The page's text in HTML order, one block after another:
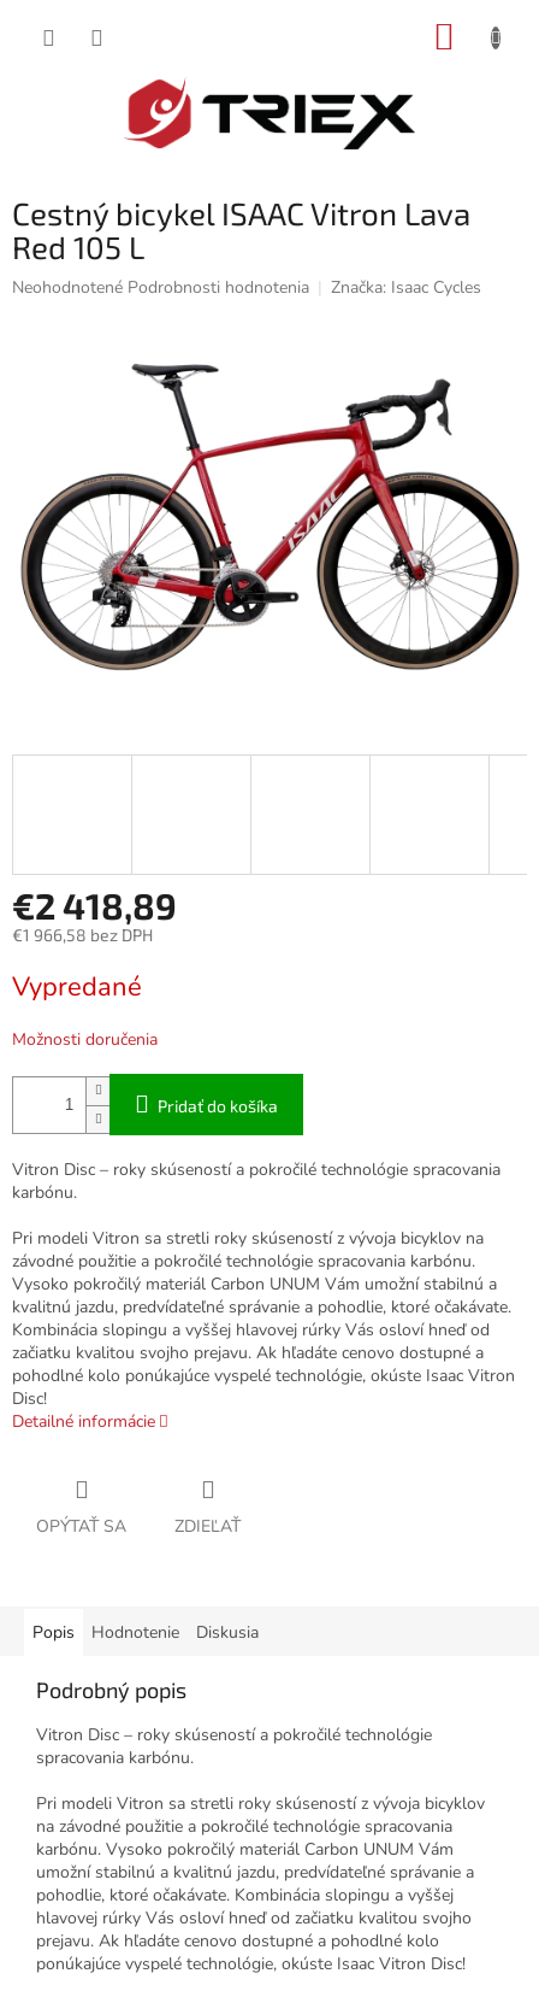
Cestný bicykel ISAAC Vitron Lava
Red 105 L
Priemerné
Neohodnotené Podrobnosti hodnotenia Značka: Isaac Cycles
€2 418,89
€1 966,58 bez DPH
cena:
Vypredané
Možnosti doručenia
Pridať do košíka
Vitron Disc – roky skúseností a pokročilé technológie spracovania
karbónu.
Pri modeli Vitron sa stretli roky skúseností z vývoja bicyklov na
závodné použitie a pokročilé technológie spracovania karbónu.
Vysoko pokročilý materiál Carbon UNUM Vám umožní stabilnú a
kvalitnú jazdu, predvídateľné správanie a pohodlie, ktoré očakávate.
Kombinácia slopingu a vyššej hlavovej rúrky Vás osloví hneď od
začiatku kvalitou svojho prejavu. Ak hľadáte cenovo dostupné a
pohodlné kolo ponúkajúce vyspelé technológie, okúste Isaac Vitron
Disc!
Detailné informácie
OPÝTAŤ SA ZDIEĽAŤ
Popis Hodnotenie Diskusia
Podrobný popis
Vitron Disc – roky skúseností a pokročilé technológie
spracovania karbónu.
Pri modeli Vitron sa stretli roky skúseností z vývoja bicyklov
na závodné použitie a pokročilé technológie spracovania
karbónu. Vysoko pokročilý materiál Carbon UNUM Vám
umožní stabilnú a kvalitnú jazdu, predvídateľné správanie a
pohodlie, ktoré očakávate. Kombinácia slopingu a vyššej
hlavovej rúrky Vás osloví hneď od začiatku kvalitou svojho
prejavu. Ak hľadáte cenovo dostupné a pohodlné kolo
ponúkajúce vyspelé technológie, okúste Isaac Vitron Disc!